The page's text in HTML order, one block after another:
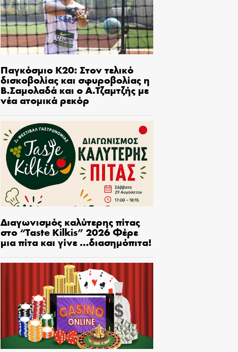
Παγκόσμιο Κ20: Στον τελικό
δισκοβολίας και σφυροβολίας η
Β.Σαμολαδά και ο Α.Τζαμτζής με
νέα ατομικά ρεκόρ
Διαγωνισμός καλύτερης πίτας
στο “Taste Kilkis” 2026 Φέρε
μια πίτα και γίνε …διασημόπιτα!